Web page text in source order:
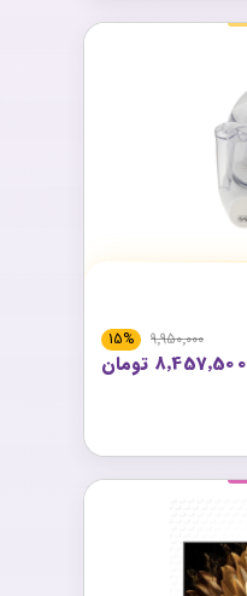
9٬950٬000
15%
8٬457٬500 تومان